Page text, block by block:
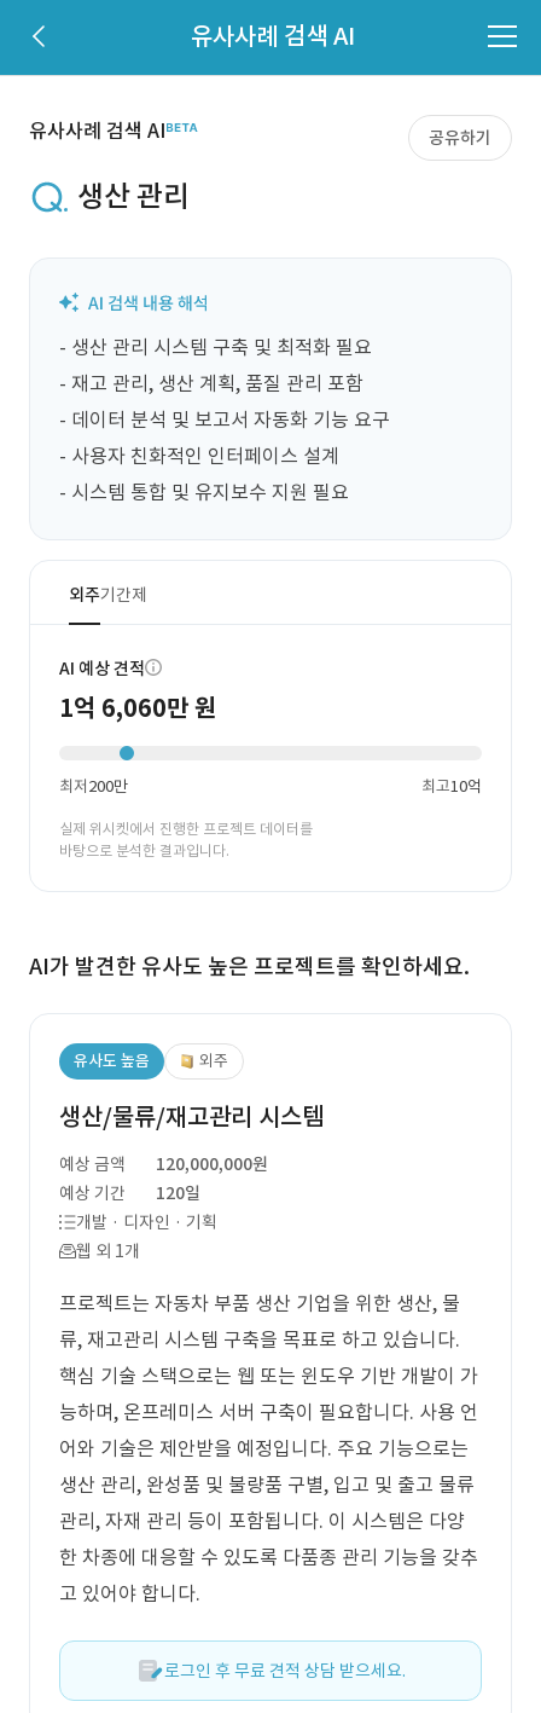
유사사례 검색 AI
유사사례 검색 AI 공유하기
생산 관리
- 생산 관리 시스템 구축 및 최적화 필요
- 재고 관리, 생산 계획, 품질 관리 포함
- 데이터 분석 및 보고서 자동화 기능 요구
- 사용자 친화적인 인터페이스 설계
- 시스템 통합 및 유지보수 지원 필요
외주기간제
AI 예상 견적
1억 6,060만 원
최저200만 최고10억
실제 위시켓에서 진행한 프로젝트 데이터를
바탕으로 분석한 결과입니다.
AI가 발견한 유사도 높은 프로젝트를 확인하세요.
유사도 높음 외주
생산/물류/재고관리 시스템
예상 금액
120,000,000원
예상 기간
120일
개발 · 디자인 · 기획
웹 외 1개
프로젝트는 자동차 부품 생산 기업을 위한 생산, 물
류, 재고관리 시스템 구축을 목표로 하고 있습니다.
핵심 기술 스택으로는 웹 또는 윈도우 기반 개발이 가
능하며, 온프레미스 서버 구축이 필요합니다. 사용 언
어와 기술은 제안받을 예정입니다. 주요 기능으로는
생산 관리, 완성품 및 불량품 구별, 입고 및 출고 물류
관리, 자재 관리 등이 포함됩니다. 이 시스템은 다양
한 차종에 대응할 수 있도록 다품종 관리 기능을 갖추
고 있어야 합니다.
로그인 후 무료 견적 상담 받으세요.